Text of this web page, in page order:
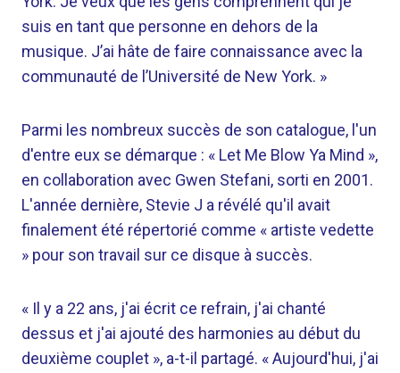
suis en tant que personne en dehors de la
musique. J’ai hâte de faire connaissance avec la
communauté de l’Université de New York. »
Parmi les nombreux succès de son catalogue, l'un
d'entre eux se démarque : « Let Me Blow Ya Mind »,
en collaboration avec Gwen Stefani, sorti en 2001.
L'année dernière, Stevie J a révélé qu'il avait
finalement été répertorié comme « artiste vedette
» pour son travail sur ce disque à succès.
« Il y a 22 ans, j'ai écrit ce refrain, j'ai chanté
dessus et j'ai ajouté des harmonies au début du
deuxième couplet », a-t-il partagé. « Aujourd'hui, j'ai